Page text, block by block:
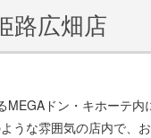
路広畑店
MEGAドン・キホーテ内
うな雰囲気の店内で、